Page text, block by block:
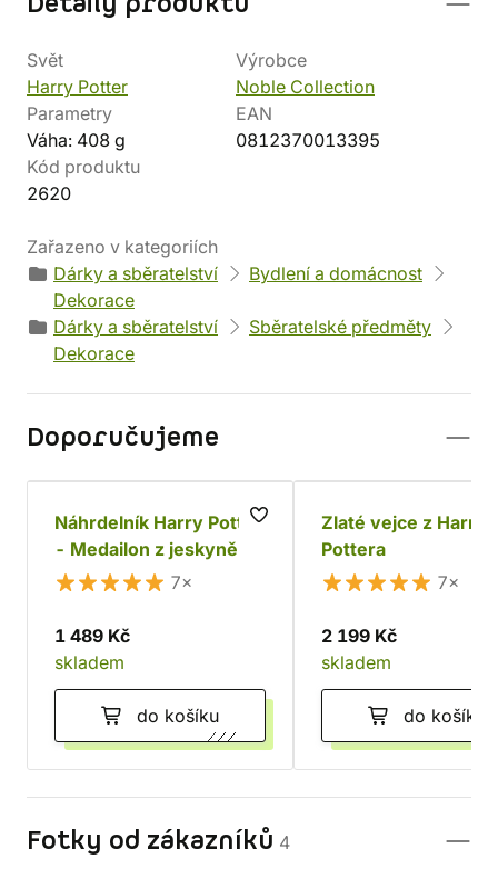
Svět
Harry Potter
Výrobce
Noble Collection
Parametry
Váha: 408 g
EAN
0812370013395
Kód produktu
2620
Zařazeno v kategoriích
Dárky a sběratelství
Bydlení a domácnost
Dekorace
Dárky a sběratelství
Sběratelské předměty
Dekorace
Doporučujeme
Náhrdelník Harry Potter
- Medailon z jeskyně
7×
1 489 Kč
skladem
do košíku
Zlaté vejce z
Pottera
7×
2 199 Kč
skladem
do košíku
Fotky od zákazníků 4